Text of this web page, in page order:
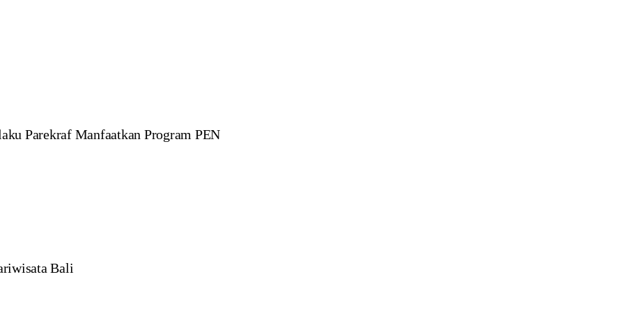
Parekraf Manfaatkan Program PEN
Bali